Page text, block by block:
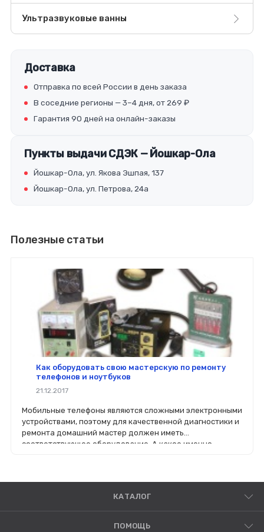
Ультразвуковые ванны
Доставка
Отправка по всей России в день заказа
В соседние регионы — 3–4 дня, от 269 ₽
Гарантия 90 дней на онлайн-заказы
Пункты выдачи СДЭК — Йошкар-Ола
Йошкар-Ола, ул. Якова Эшпая, 137
Йошкар-Ола, ул. Петрова, 24а
Полезные статьи
Как оборудовать свою мастерскую по ремонту
телефонов и ноутбуков
21.12.2017
Мобильные телефоны являются сложными электронными
устройствами, поэтому для качественной диагностики и
ремонта домашний мастер должен иметь
соответствующее оборудование. А какое именно -
КАТАЛОГ
ПОМОЩЬ